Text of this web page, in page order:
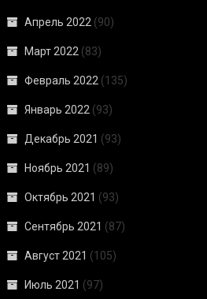
Апрель 2022 (90)
Март 2022 (83)
Февраль 2022 (135)
Январь 2022 (93)
Декабрь 2021 (93)
Ноябрь 2021 (89)
Октябрь 2021 (93)
Сентябрь 2021 (87)
Август 2021 (105)
Июль 2021 (97)